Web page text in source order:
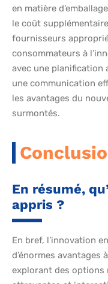
en matière
le coût
fournisseurs
consommateurs à
avec une planification
une communication
les avantages du
surmontés.
En résumé,
appris ?
En bref, l’innovation
d’énormes avantages
explorant des options